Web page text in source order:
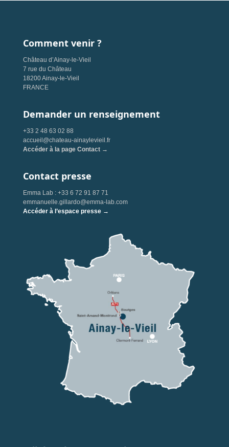
Comment venir ?
Château d’Ainay-le-Vieil
7 rue du Château
18200 Ainay-le-Vieil
FRANCE
Demander un renseignement
+33 2 48 63 02 88
accueil@chateau-ainaylevieil.fr
Accéder à la page Contact →
Contact presse
Emma Lab : +33 6 72 91 87 71
emmanuelle.gillardo@emma-lab.com
Accéder à l’espace presse →